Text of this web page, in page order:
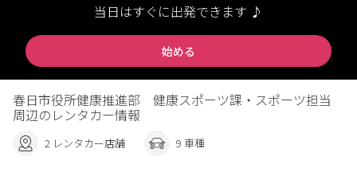
当日はすぐに出発できます ♪
始める
春日市役所健康推進部 健康スポーツ課・スポーツ担当
周辺のレンタカー情報
2 レンタカー店舗 9 車種